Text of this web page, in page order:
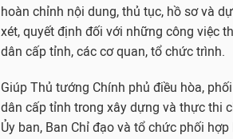
hoàn chỉnh nội dung, thủ tục, hồ sơ và
xét, quyết định đối với những công việc
dân cấp tỉnh, các cơ quan, tổ chức trình.
Giúp Thủ tướng Chính phủ điều hòa,
dân cấp tỉnh trong xây dựng và thực thi
Ủy ban, Ban Chỉ đạo và tổ chức phối